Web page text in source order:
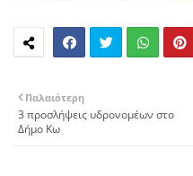
Παλαιότερη
3 προσλήψεις υδρονομέων στο
Δήμο Κω